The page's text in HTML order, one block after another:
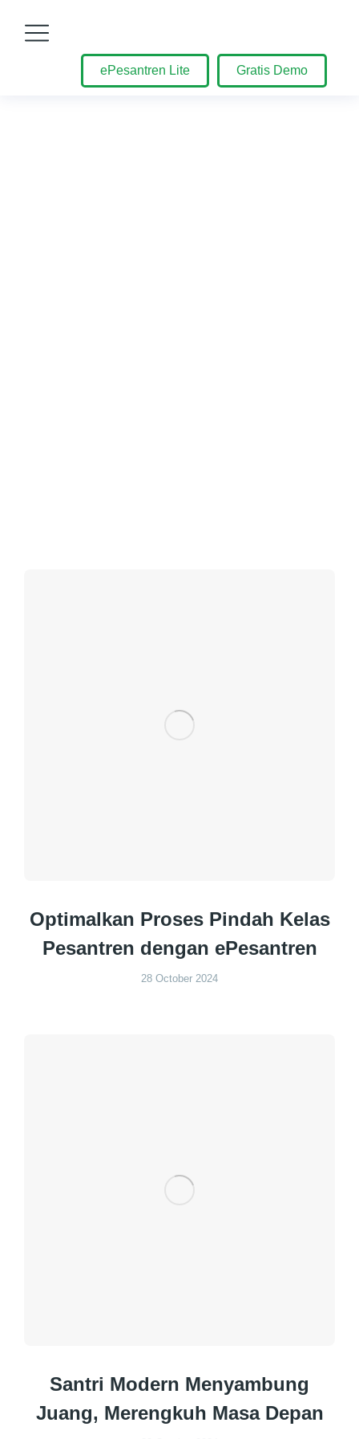
ePesantren Lite Gratis Demo
Optimalkan Proses Pindah Kelas
Pesantren dengan ePesantren
28 October 2024
Santri Modern Menyambung
Juang, Merengkuh Masa Depan